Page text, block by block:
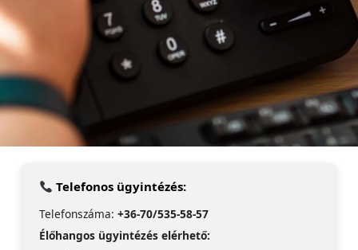
Telefonos ügyintézés:
Telefonszáma: +36-70/535-58-57
Élőhangos ügyintézés elérhető: